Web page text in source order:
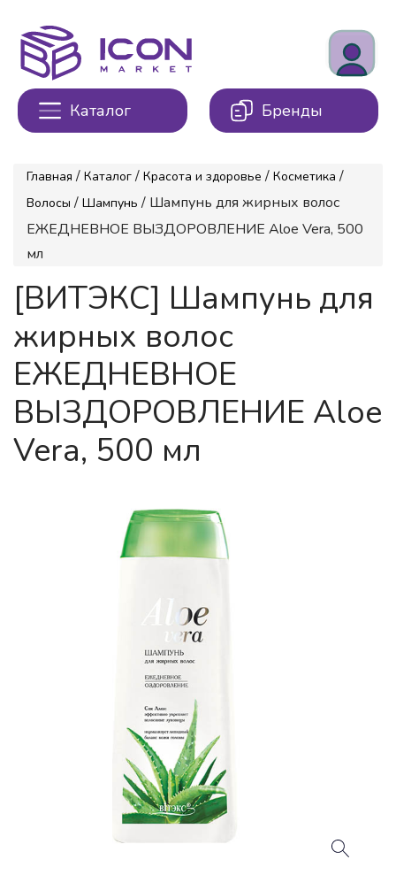
Каталог Бренды
Главная / Каталог / Красота и здоровье / Косметика /
Волосы / Шампунь / Шампунь для жирных волос
ЕЖЕДНЕВНОЕ ВЫЗДОРОВЛЕНИЕ Aloe Vera, 500
мл
[ВИТЭКС] Шампунь для
жирных волос
ЕЖЕДНЕВНОЕ
ВЫЗДОРОВЛЕНИЕ Aloe
Vera, 500 мл